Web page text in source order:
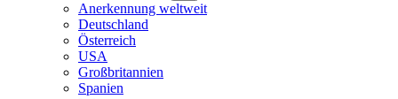
Anerkennung weltweit
Deutschland
Österreich
USA
Großbritannien
Spanien